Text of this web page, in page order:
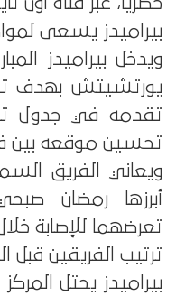
بيراميدز يسعى
ويدخل بيراميدز
يورتشيتش بهدف
تقدمه في جدول
تحسين موقعه بين
ويعاني الفريق
أبرزها رمضان
تعرضهما للإصابة
ترتيب الفريقين قبل